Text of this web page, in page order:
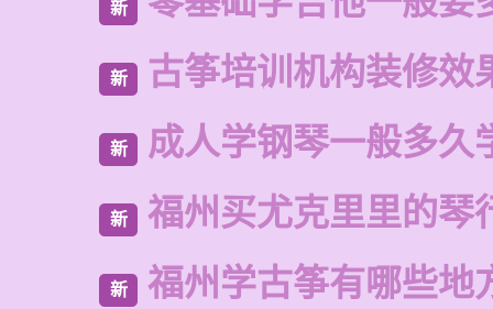
新
新 古筝培训机构装修效
新 成人学钢琴一般多久
新 福州买尤克里里的琴
新 福州学古筝有哪些地